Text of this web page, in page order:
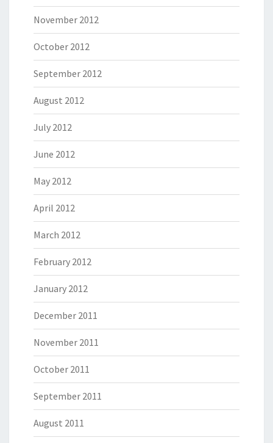
November 2012
October 2012
September 2012
August 2012
July 2012
June 2012
May 2012
April 2012
March 2012
February 2012
January 2012
December 2011
November 2011
October 2011
September 2011
August 2011